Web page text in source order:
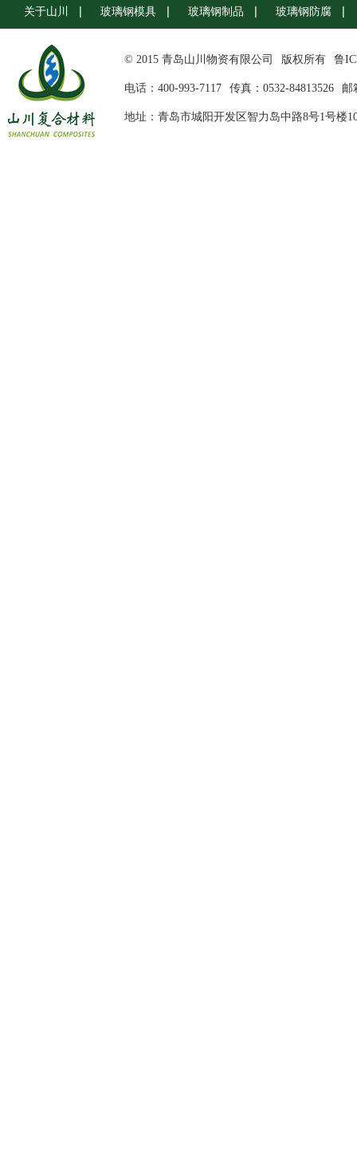
关于山川 玻璃钢模具 玻璃钢制品 玻璃钢防腐
© 2015 青岛山川物资有限公司 版权所有 鲁
电话：400-993-7117 传真：0532-84813526 邮
地址：青岛市城阳开发区智力岛中路8号1号楼